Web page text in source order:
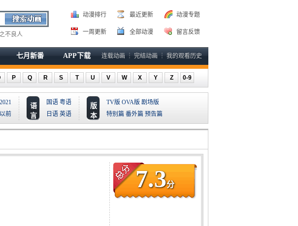
不良人
动漫排行 最近更新 动漫专题
一周更新 全部动漫 留言反馈
七月新番 APP下载 连载动画 ┆ 完结动画 ┆ 我的观看历史
P Q R S T U V W X Y Z 0-9
2021
以前
语
言
国语 粤语
日语 英语
版
本
TV版 OVA版 剧场版
特别篇 番外篇 预告篇
7.3分